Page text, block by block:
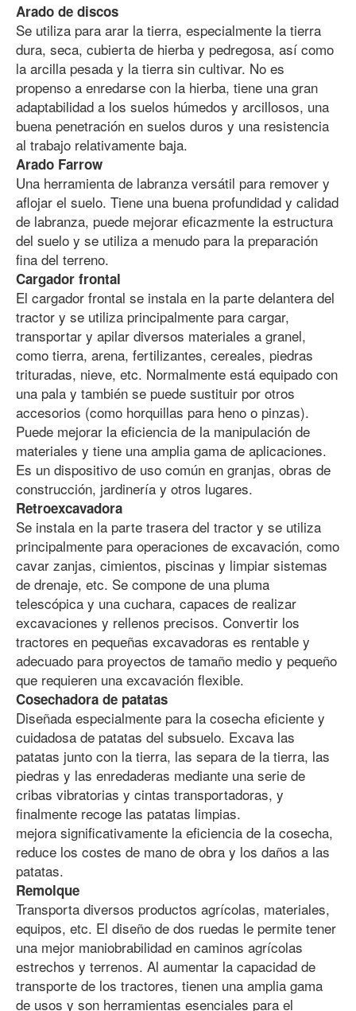
Arado de discos
Se utiliza para arar la tierra, especialmente la tierra
dura, seca, cubierta de hierba y pedregosa, así como
la arcilla pesada y la tierra sin cultivar. No es
propenso a enredarse con la hierba, tiene una gran
adaptabilidad a los suelos húmedos y arcillosos, una
buena penetración en suelos duros y una resistencia
al trabajo relativamente baja.
Arado Farrow
Una herramienta de labranza versátil para remover y
aflojar el suelo. Tiene una buena profundidad y calidad
de labranza, puede mejorar eficazmente la estructura
del suelo y se utiliza a menudo para la preparación
fina del terreno.
Cargador frontal
El cargador frontal se instala en la parte delantera del
tractor y se utiliza principalmente para cargar,
transportar y apilar diversos materiales a granel,
como tierra, arena, fertilizantes, cereales, piedras
trituradas, nieve, etc. Normalmente está equipado con
una pala y también se puede sustituir por otros
accesorios (como horquillas para heno o pinzas).
Puede mejorar la eficiencia de la manipulación de
materiales y tiene una amplia gama de aplicaciones.
Es un dispositivo de uso común en granjas, obras de
construcción, jardinería y otros lugares.
Retroexcavadora
Se instala en la parte trasera del tractor y se utiliza
principalmente para operaciones de excavación, como
cavar zanjas, cimientos, piscinas y limpiar sistemas
de drenaje, etc. Se compone de una pluma
telescópica y una cuchara, capaces de realizar
excavaciones y rellenos precisos. Convertir los
tractores en pequeñas excavadoras es rentable y
adecuado para proyectos de tamaño medio y pequeño
que requieren una excavación flexible.
Cosechadora de patatas
Diseñada especialmente para la cosecha eficiente y
cuidadosa de patatas del subsuelo. Excava las
patatas junto con la tierra, las separa de la tierra, las
piedras y las enredaderas mediante una serie de
cribas vibratorias y cintas transportadoras, y
finalmente recoge las patatas limpias.
mejora significativamente la eficiencia de la cosecha,
reduce los costes de mano de obra y los daños a las
patatas.
Remolque
Transporta diversos productos agrícolas, materiales,
equipos, etc. El diseño de dos ruedas le permite tener
una mejor maniobrabilidad en caminos agrícolas
estrechos y terrenos. Al aumentar la capacidad de
transporte de los tractores, tienen una amplia gama
de usos y son herramientas esenciales para el